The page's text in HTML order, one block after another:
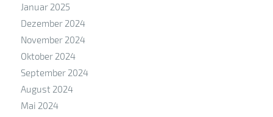
Januar 2025
Dezember 2024
November 2024
Oktober 2024
September 2024
August 2024
Mai 2024